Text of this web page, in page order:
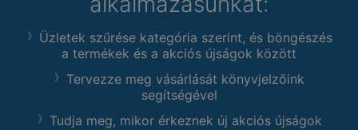
Üzletek szűrése kategória szerint, és böngészés
a termékek és a akciós újságok között
Tervezze meg vásárlását könyvjelzőink
segítségével
Tudja meg, mikor érkeznek új akciós újságok